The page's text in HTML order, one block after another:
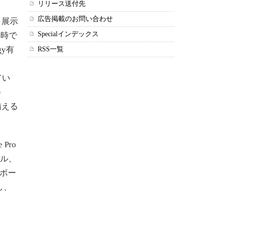
示
で
有
い
る
Pro
、
ー
リリース送付先
広告掲載のお問い合わせ
Specialインデックス
RSS一覧